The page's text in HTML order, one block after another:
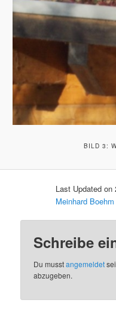
BILD 3:
Last Updated on
Meinhard Boehm
Schreibe
Du musstangemeldet
abzugeben.